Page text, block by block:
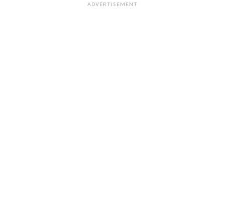
ADVERTISEMENT